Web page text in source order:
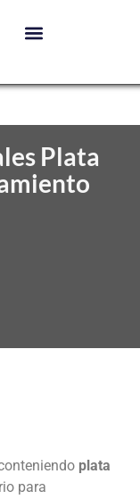
Plata
plata
para